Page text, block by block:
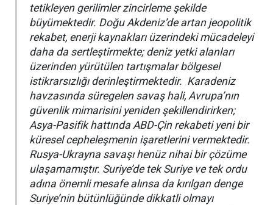
tetikleyen gerilimler zincirleme şekilde
büyümektedir. Doğu Akdeniz’de artan jeopolitik
rekabet, enerji kaynakları üzerindeki mücadeleyi
daha da sertleştirmekte; deniz yetki alanları
üzerinden yürütülen tartışmalar bölgesel
istikrarsızlığı derinleştirmektedir. Karadeniz
havzasında süregelen savaş hali, Avrupa’nın
güvenlik mimarisini yeniden şekillendirirken;
Asya-Pasifik hattında ABD-Çin rekabeti yeni bir
küresel cepheleşmenin işaretlerini vermektedir.
Rusya-Ukrayna savaşı henüz nihai bir çözüme
ulaşamamıştır. Suriye’de tek Suriye ve tek ordu
adına önemli mesafe alınsa da kırılgan denge
Suriye’nin bütünlüğünde dikkatli olmayı